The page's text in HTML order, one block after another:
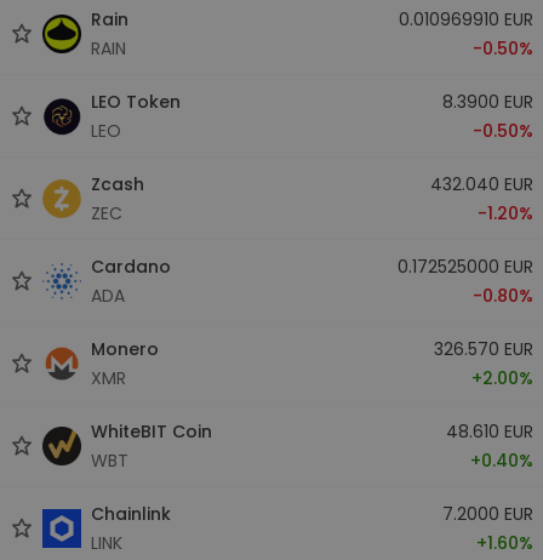
Rain
RAIN
0.010969910 EUR
-0.50%
LEO Token
LEO
8.3900 EUR
-0.50%
Zcash
ZEC
432.040 EUR
-1.20%
Cardano
ADA
0.172525000 EUR
-0.80%
Monero
XMR
326.570 EUR
+2.00%
WhiteBIT Coin
WBT
48.610 EUR
+0.40%
Chainlink
LINK
7.2000 EUR
+1.60%